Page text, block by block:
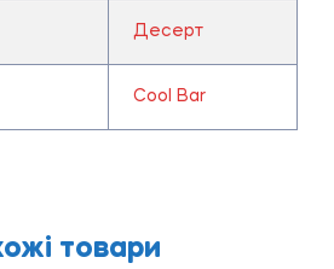
Десерт
Cool Bar
товари